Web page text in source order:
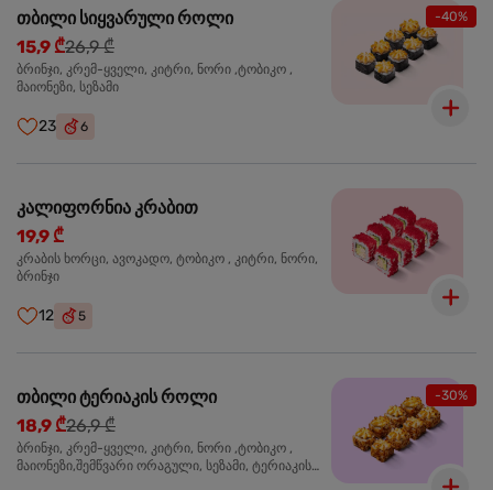
-40%
თბილი სიყვარული როლი
15,9 ₾26,9 ₾
ბრინჯი, კრემ-ყველი, კიტრი, ნორი ,ტობიკო ,
მაიონეზი, სეზამი
23 6
კალიფორნია კრაბით
19,9 ₾
კრაბის ხორცი, ავოკადო, ტობიკო , კიტრი, ნორი,
ბრინჯი
12 5
-30%
თბილი ტერიაკის როლი
18,9 ₾26,9 ₾
ბრინჯი, კრემ-ყველი, კიტრი, ნორი ,ტობიკო ,
მაიონეზი,შემწვარი ორაგული, სეზამი, ტერიაკის